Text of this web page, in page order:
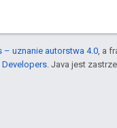
– uznanie autorstwa 4.0 , a
. Java jest